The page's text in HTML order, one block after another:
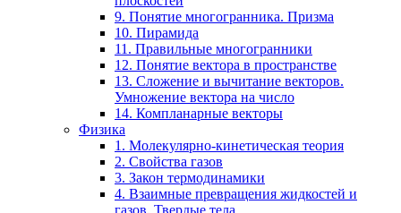
9. Понятие многогранника. Призма
10. Пирамида
11. Правильные многогранники
12. Понятие вектора в пространстве
13. Сложение и вычитание векторов.
Умножение вектора на число
14. Компланарные векторы
Физика
1. Молекулярно-кинетическая теория
2. Свойства газов
3. Закон термодинамики
4. Взаимные превращения жидкостей и
газов. Твердые тела